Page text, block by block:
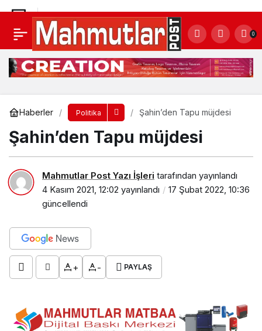
0
Haberler Politika Şahin’den Tapu müjdesi
Şahin’den Tapu müjdesi
Mahmutlar Post Yazı İşleri tarafından yayınlandı
4 Kasım 2021, 12:02 yayınlandı
17 Şubat 2022, 10:36
güncellendi
+ - PAYLAŞ
Şahin’den Tapu müjdesi
Yorum Yap